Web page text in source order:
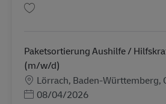
Paketsortierung Aushilfe /
(m/w/d)
Lokation
Lörrach, Baden-Württemberg,
Posted Date
08/04/2026